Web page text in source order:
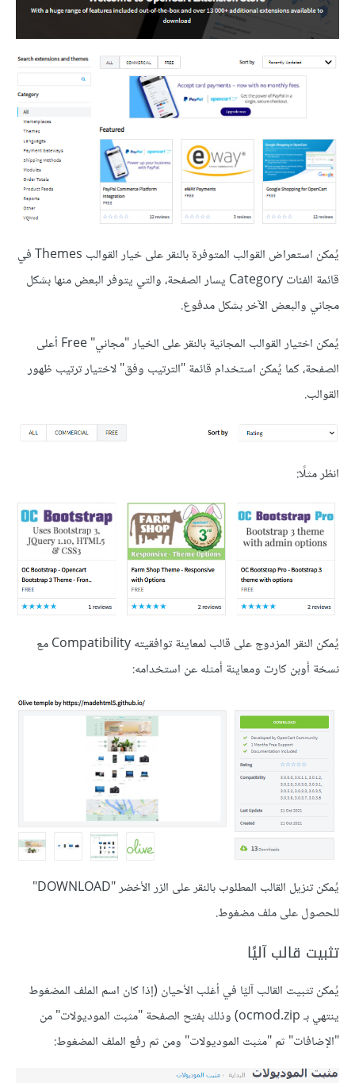
يُمكن استعراض القوالب المتوفرة بالنقر على خيار القوالب Themes في
قائمة الفئات Category يسار الصفحة، والتي يتوفر البعض منها بشكل
مجاني والبعض الآخر بشكل مدفوع.
يُمكن اختيار القوالب المجانية بالنقر على الخيار "مجاني" Free أعلى
الصفحة، كما يُمكن استخدام قائمة "الترتيب وفق" لاختيار ترتيب ظهور
القوالب.
انظر مثلًا:
يُمكن النقر المزدوج على قالب لمعاينة توافقيته Compatibility مع
نسخة أوبن كارت ومعاينة أمثله عن استخدامه:
يُمكن تنزيل القالب المطلوب بالنقر على الزر الأخضر "DOWNLOAD"
للحصول على ملف مضغوط.
تثبيت قالب آليًا
يُمكن تثبيت القالب آليًا في أغلب الأحيان (إذا كان اسم الملف المضغوط
ينتهي بـ ocmod.zip) وذلك بفتح الصفحة "مثبت الموديولات" من
"الإضافات" ثم "مثبت الموديولات" ومن ثم رفع الملف المضغوط: